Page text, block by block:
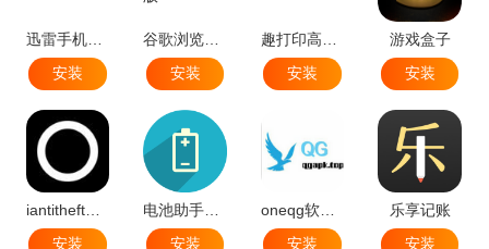
迅雷手机版官方正版
安装
安装
安装
游戏盒子
安装
iantitheft免费版
安装
安装
oneqg软件官方版最新版
安装
乐享记账
安装